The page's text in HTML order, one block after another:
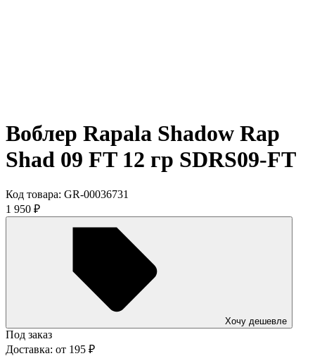
Воблер Rapala Shadow Rap
Shad 09 FT 12 гр SDRS09-FT
Код товара: GR-00036731
1 950 ₽
Хочу дешевле
Под заказ
Доставка: от 195 ₽